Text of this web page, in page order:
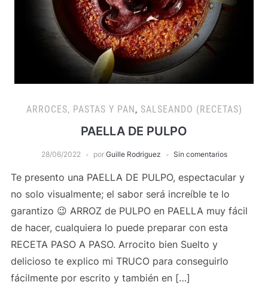
ARROCES, PASTAS Y PAN, SALSEANDO (RECETAS)
PAELLA DE PULPO
28/06/2022 por Guille Rodriguez Sin comentarios
Te presento una PAELLA DE PULPO, espectacular y
no solo visualmente; el sabor será increíble te lo
garantizo 😉 ARROZ de PULPO en PAELLA muy fácil
de hacer, cualquiera lo puede preparar con esta
RECETA PASO A PASO. Arrocito bien Suelto y
delicioso te explico mi TRUCO para conseguirlo
fácilmente por escrito y también en […]